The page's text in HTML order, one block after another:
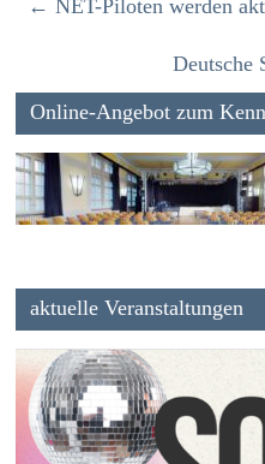
← NET-Piloten werden
Deutsche
Online-Angebot zum
aktuelle Veranstaltungen